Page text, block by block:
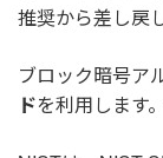
推奨から差し戻
ブロック暗号ア
ドを利用します